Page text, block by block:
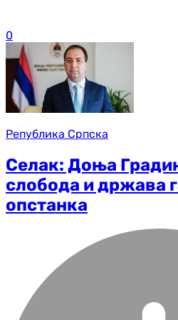
0
Република Српска
Селак: Доња
слобода и држава
опстанка